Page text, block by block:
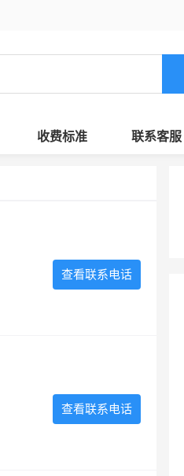
收费标准 联系客服
查看联系电话
查看联系电话